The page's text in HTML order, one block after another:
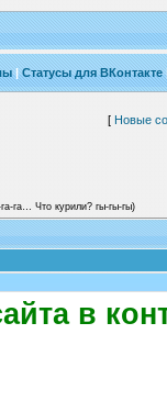
|Статусы для ВКонтакте
[ Новые
га… Что курили? гы-гы-гы)
в